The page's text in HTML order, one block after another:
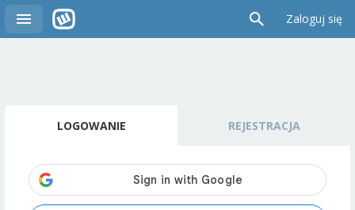
Zaloguj się
LOGOWANIE REJESTRACJA